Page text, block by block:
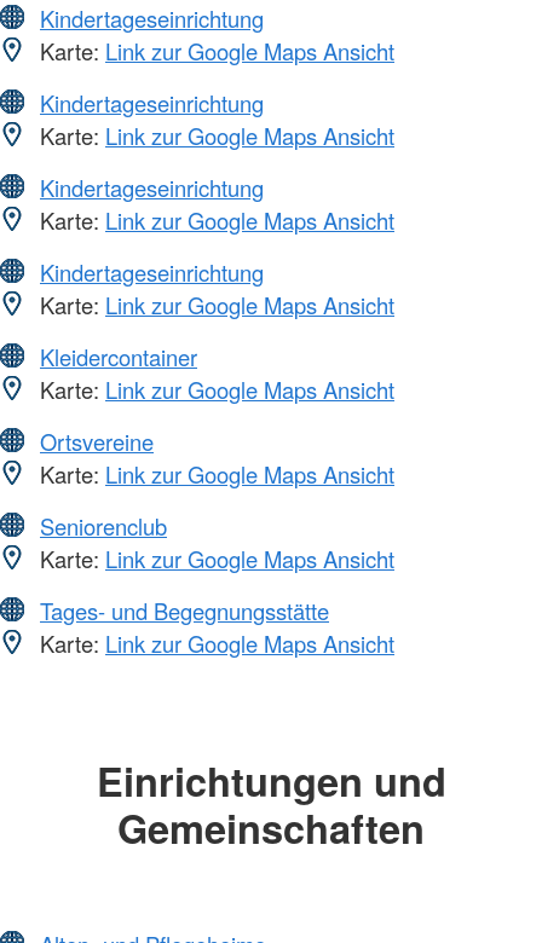
Kindertageseinrichtung
Karte: Link zur Google Maps Ansicht
Kindertageseinrichtung
Karte: Link zur Google Maps Ansicht
Kindertageseinrichtung
Karte: Link zur Google Maps Ansicht
Kindertageseinrichtung
Karte: Link zur Google Maps Ansicht
Kleidercontainer
Karte: Link zur Google Maps Ansicht
Ortsvereine
Karte: Link zur Google Maps Ansicht
Seniorenclub
Karte: Link zur Google Maps Ansicht
Tages- und Begegnungsstätte
Karte: Link zur Google Maps Ansicht
Einrichtungen und
Gemeinschaften